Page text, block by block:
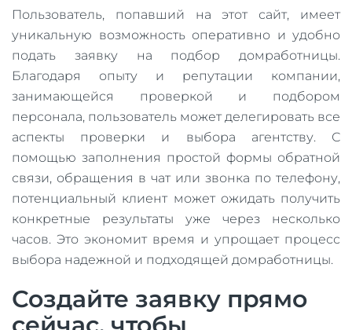
Пользователь, попавший на этот сайт, имеет
уникальную возможность оперативно и удобно
подать заявку на подбор домработницы.
Благодаря опыту и репутации компании,
занимающейся проверкой и подбором
персонала, пользователь может делегировать все
аспекты проверки и выбора агентству. С
помощью заполнения простой формы обратной
связи, обращения в чат или звонка по телефону,
потенциальный клиент может ожидать получить
конкретные результаты уже через несколько
часов. Это экономит время и упрощает процесс
выбора надежной и подходящей домработницы.
Создайте заявку прямо